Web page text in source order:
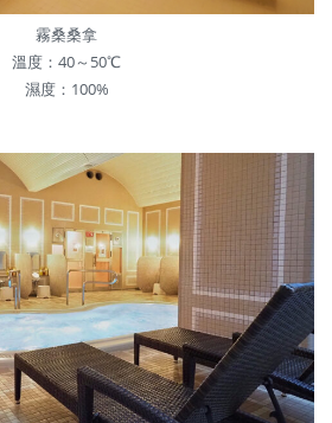
霧桑桑拿
溫度：40～50℃
濕度：100%